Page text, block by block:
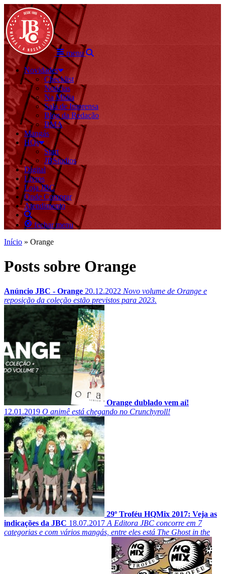
menu
Novidades
Checklist
Notícias
Na Mídia
Sala de Imprensa
Blog da Redação
BMA
Mangás
HQs
Start
JBStudios
Digital
Livros
Loja JBC
Onde Comprar
Atendimento
fechar menu
Início » Orange
Posts sobre Orange
Anúncio JBC - Orange 20.12.2022 Novo volume de Orange e
reposição da coleção estão previstos para 2023.
Orange dublado vem aí!
12.01.2019 O animê está chegando no Crunchyroll!
29º Troféu HQMix 2017: Veja as
indicações da JBC 18.07.2017 A Editora JBC concorre em 7
categorias e com vários mangás, entre eles está The Ghost in the